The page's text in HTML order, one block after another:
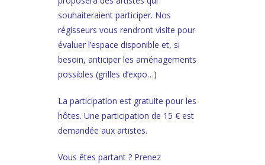
souhaiteraient participer. Nos
régisseurs vous rendront visite pour
évaluer l’espace disponible et, si
besoin, anticiper les aménagements
possibles (grilles d’expo…)
La participation est gratuite pour les
hôtes. Une participation de 15 € est
demandée aux artistes.
Vous êtes partant ? Prenez